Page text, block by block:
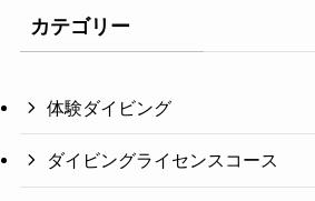
カテゴリー
体験ダイビング
ダイビングライセンスコース